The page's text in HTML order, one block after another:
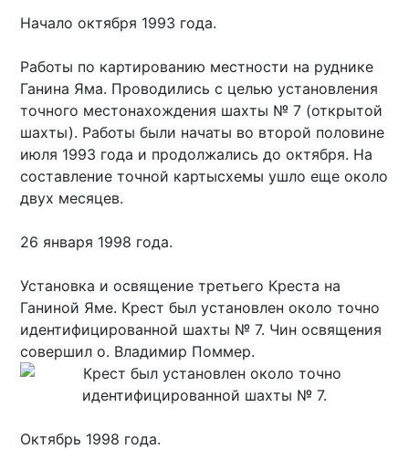
Начало октября 1993 года.
Работы по картированию местности на руднике
Ганина Яма. Проводились с целью установления
точного местонахождения шахты № 7 (открытой
шахты). Работы были начаты во второй половине
июля 1993 года и продолжались до октября. На
составление точной картысхемы ушло еще около
двух месяцев.
26 января 1998 года.
Установка и освящение третьего Креста на
Ганиной Яме. Крест был установлен около точно
идентифицированной шахты № 7. Чин освящения
совершил о. Владимир Поммер.
Октябрь 1998 года.